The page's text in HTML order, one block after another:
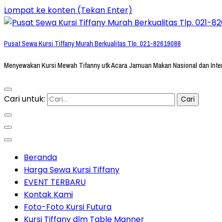
Lompat ke konten (Tekan Enter)
Pusat Sewa Kursi Tiffany Murah Berkualitas Tlp. 021-82619088
Menyewakan Kursi Mewah Tifanny utk Acara Jamuan Makan Nasional dan
Cari untuk:
Beranda
Harga Sewa Kursi Tiffany
EVENT TERBARU
Kontak Kami
Foto-Foto Kursi Futura
Kursi Tiffany dlm Table Manner